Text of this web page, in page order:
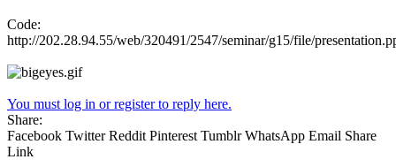
Code:
http://202.28.94.55/web/320491/2547/seminar/g15/file/
You must log in or register to reply here.
Share:
Facebook Twitter Reddit Pinterest Tumblr WhatsApp Email Share
Link